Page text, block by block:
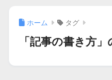
ホーム タグ
「記事の書き方